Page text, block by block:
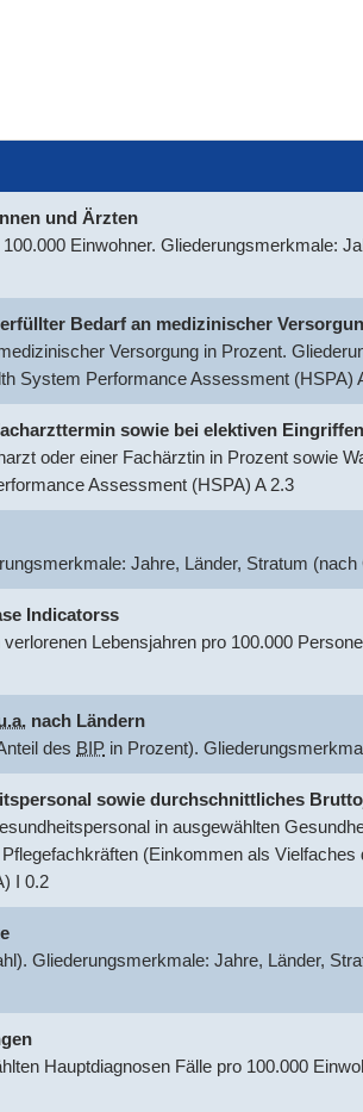
und Ärzten
Einwohner. Gliederungsmerkmale:
Bedarf an medizinischer
Versorgung in Prozent.
System Performance Assessment (HSPA)
sowie bei elektiven Eingriffen
oder einer Fachärztin in Prozent sowie
Assessment (HSPA) A 2.3
Jahre, Länder, Stratum
Indicatorss
verlorenen Lebensjahren pro 100.000
nach Ländern
des BIP in Prozent).
sowie durchschnittliches
in ausgewählten
Pflegefachkräften (Einkommen als
I 0.2
Gliederungsmerkmale: Jahre, Länder,
Hauptdiagnosen Fälle pro 100.000